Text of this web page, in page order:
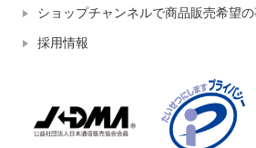
ショップチャンネルで商品販売希望
採用情報